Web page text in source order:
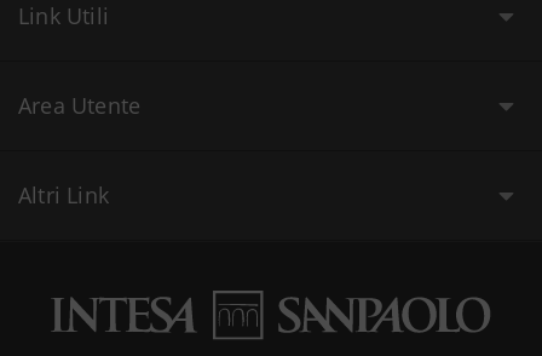
Link Utili
Area Utente
Altri Link